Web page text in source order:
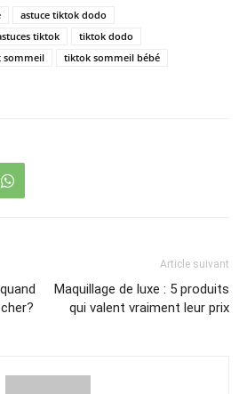
astuce tiktok dodo
tiktok
tiktok dodo
sommeil
tiktok sommeil bébé
Article suivant
Maquillage de luxe : 5 produits
qui valent vraiment leur prix